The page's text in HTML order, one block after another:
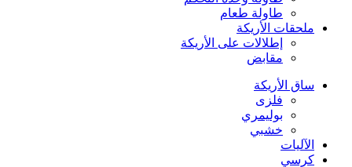
طاولة طعام
ملحقات الأريكة
إطلالات على الأريكة
مقابض
ساق الأريكة
فلزی
بوليمري
خشبي
الآليات
كرسي